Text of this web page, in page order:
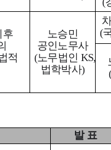
후
적
노승민
공인노무사
(노무법인 KS,
법학박사)
(
발 표